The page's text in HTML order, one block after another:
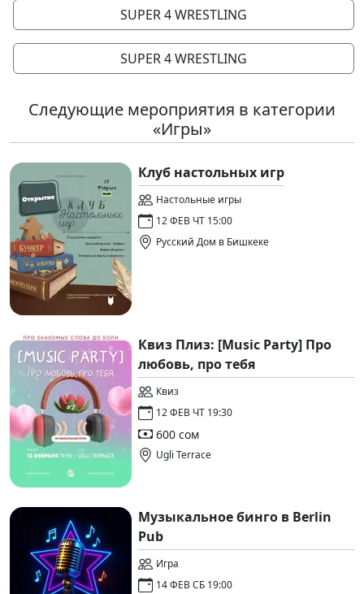
SUPER 4 WRESTLING
SUPER 4 WRESTLING
Следующие мероприятия в категории
«Игры»
Клуб настольных игр
Настольные игры
12 ФЕВ ЧТ 15:00
Русский Дом в Бишкеке
Квиз Плиз: [Music Party] Про
любовь, про тебя
Квиз
12 ФЕВ ЧТ 19:30
600 сом
Ugli Terrace
Музыкальное бинго в Berlin
Pub
Игра
14 ФЕВ СБ 19:00